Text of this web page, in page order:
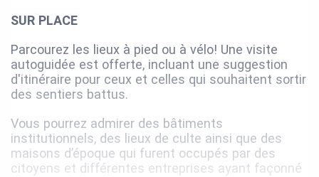
SUR PLACE
Parcourez les lieux à pied ou à vélo! Une visite
autoguidée est offerte, incluant une suggestion
d'itinéraire pour ceux et celles qui souhaitent sortir
des sentiers battus.
Vous pourrez admirer des bâtiments
institutionnels, des lieux de culte ainsi que des
maisons d’époque qui furent occupés par des
citoyens et différentes entreprises ayant façonné